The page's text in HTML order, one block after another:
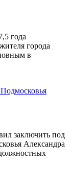
года
города
в
заключить под
Александра